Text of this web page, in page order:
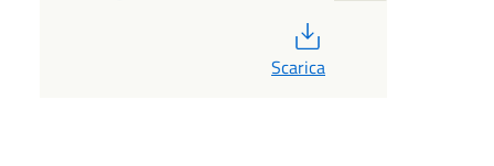
Scarica